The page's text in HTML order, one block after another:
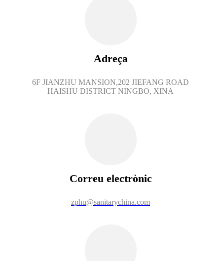
Adreça
6F JIANZHU MANSION,202 JIEFANG ROAD
HAISHU DISTRICT NINGBO, XINA
Correu electrònic
zphu@sanitarychina.com